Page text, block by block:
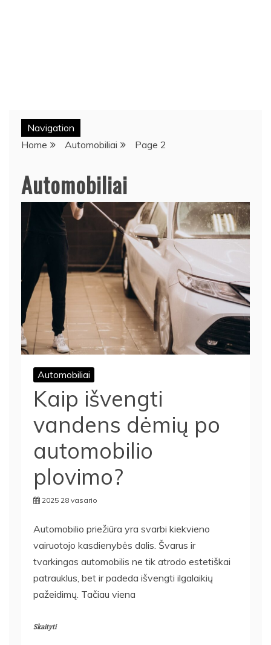
Navigation
Home
Automobiliai Page 2
Automobiliai
Automobiliai
Kaip išvengti
vandens dėmių po
automobilio
plovimo?
2025 28 vasario
Automobilio priežiūra yra svarbi kiekvieno
vairuotojo kasdienybės dalis. Švarus ir
tvarkingas automobilis ne tik atrodo estetiškai
patrauklus, bet ir padeda išvengti ilgalaikių
pažeidimų. Tačiau viena
Skaityti